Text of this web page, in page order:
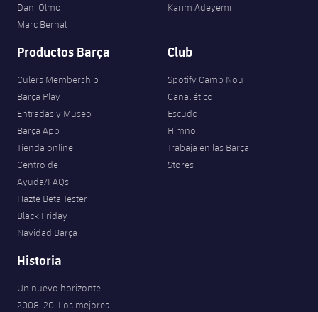
Dani Olmo
Marc Bernal
Karim Adeyemi
Productos Barça
Culers Membership
Barça Play
Entradas y Museo
Barça App
Tienda online
Centro de
Ayuda/FAQs
Hazte Beta Tester
Black Friday
Navidad Barça
Club
Spotify Camp Nou
Canal ético
Escudo
Himno
Trabaja en las Barça
Stores
Historia
Un nuevo horizonte
2008-20. Los mejores